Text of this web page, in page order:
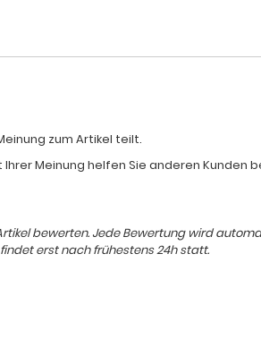
zum Artikel teilt.
Meinung helfen Sie anderen Kunden
bewerten. Jede Bewertung wird
erst nach frühestens 24h statt.